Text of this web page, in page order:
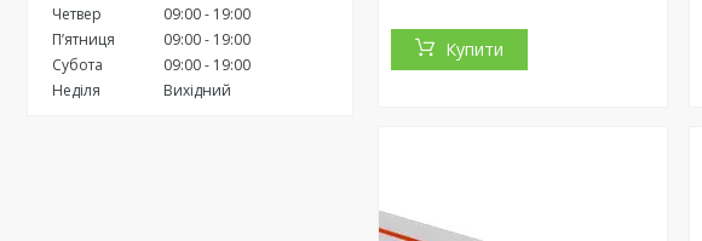
Четвер
09:00
19:00
Пʼятниця
09:00
19:00
Субота
09:00
19:00
Неділя
Вихідний
Купити